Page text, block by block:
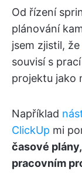
Od řízení
plánování
jsem zjistil, že
souvisí s
projektu jako
Například
ClickUp mi
časové
pracovním